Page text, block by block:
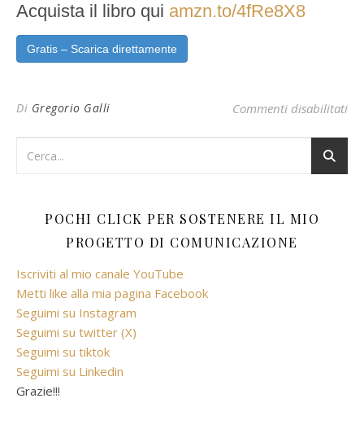
Acquista il libro qui amzn.to/4fRe8X8
Gratis – Scarica direttamente
Di Gregorio Galli Commenti disabilitatisu
POCHI CLICK PER SOSTENERE IL MIO
PROGETTO DI COMUNICAZIONE
Iscriviti al mio canale YouTube
Metti like alla mia pagina Facebook
Seguimi su Instagram
Seguimi su twitter (X)
Seguimi su tiktok
Seguimi su Linkedin
Grazie!!!